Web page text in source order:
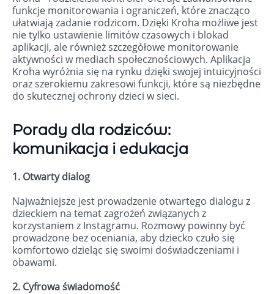
funkcje monitorowania i ograniczeń, które znacząco
ułatwiają zadanie rodzicom. Dzięki Kroha możliwe jest
nie tylko ustawienie limitów czasowych i blokad
aplikacji, ale również szczegółowe monitorowanie
aktywności w mediach społecznościowych. Aplikacja
Kroha wyróżnia się na rynku dzięki swojej intuicyjności
oraz szerokiemu zakresowi funkcji, które są niezbędne
do skutecznej ochrony dzieci w sieci.
Porady dla rodziców:
komunikacja i edukacja
1. Otwarty dialog
Najważniejsze jest prowadzenie otwartego dialogu z
dzieckiem na temat zagrożeń związanych z
korzystaniem z Instagramu. Rozmowy powinny być
prowadzone bez oceniania, aby dziecko czuło się
komfortowo dzieląc się swoimi doświadczeniami i
obawami.
2. Cyfrowa świadomość